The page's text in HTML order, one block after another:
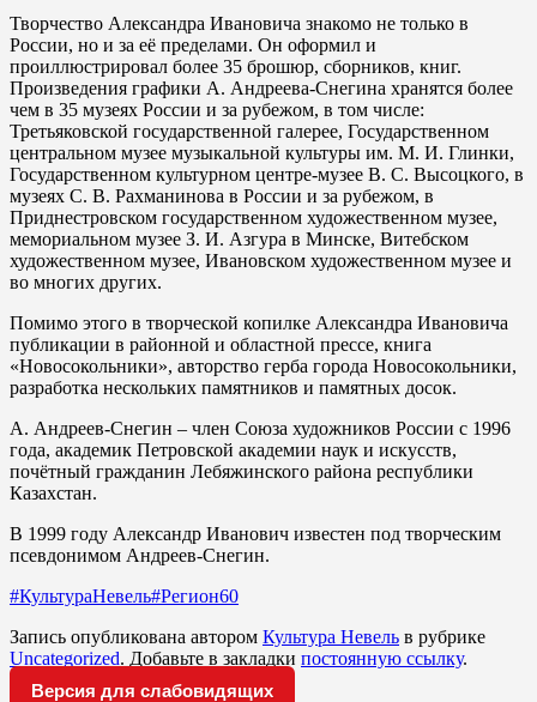
Творчество Александра Ивановича знакомо не только в
России, но и за её пределами. Он оформил и
проиллюстрировал более 35 брошюр, сборников, книг.
Произведения графики А. Андреева-Снегина хранятся более
чем в 35 музеях России и за рубежом, в том числе:
Третьяковской государственной галерее, Государственном
центральном музее музыкальной культуры им. М. И. Глинки,
Государственном культурном центре-музее В. С. Высоцкого, в
музеях С. В. Рахманинова в России и за рубежом, в
Приднестровском государственном художественном музее,
мемориальном музее З. И. Азгура в Минске, Витебском
художественном музее, Ивановском художественном музее и
во многих других.
Помимо этого в творческой копилке Александра Ивановича
публикации в районной и областной прессе, книга
«Новосокольники», авторство герба города Новосокольники,
разработка нескольких памятников и памятных досок.
А. Андреев-Снегин – член Союза художников России с 1996
года, академик Петровской академии наук и искусств,
почётный гражданин Лебяжинского района республики
Казахстан.
В 1999 году Александр Иванович известен под творческим
псевдонимом Андреев-Снегин.
#КультураНевель#Регион60
Запись опубликована автором Культура Невель в рубрике
Uncategorized. Добавьте в закладки постоянную ссылку.
Версия для слабовидящих